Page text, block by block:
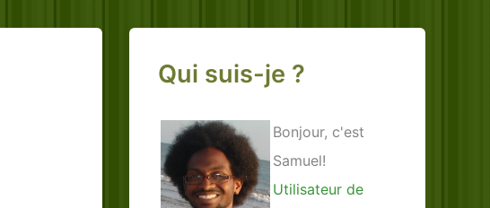
Qui suis-je ?
Bonjour, c'est
Samuel!
Utilisateur de